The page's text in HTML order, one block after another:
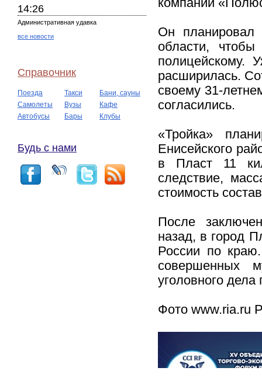
14:26
Административная удавка
все новости
Справочник
Поезда Такси
Бани, сауны
Самолеты
Вузы
Кафе
Автобусы
Бары Клубы
Будь с нами
компании
Он планировал
области,
полицейскому.
расширилась.
своему 31-
согласились.
«Тройка»
Енисейского
в Пласт 11
следствие,
стоимость
После
назад, в город
России по
совершенных
уголовного
Фото www.ria.ru